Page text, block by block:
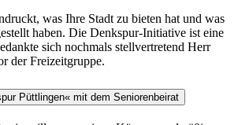
was Ihre Stadt zu bieten hat und was
haben. Die Denkspur-Initiative ist eine
sich nochmals stellvertretend Herr
der Freizeitgruppe.
Püttlingen« mit dem Seniorenbeirat